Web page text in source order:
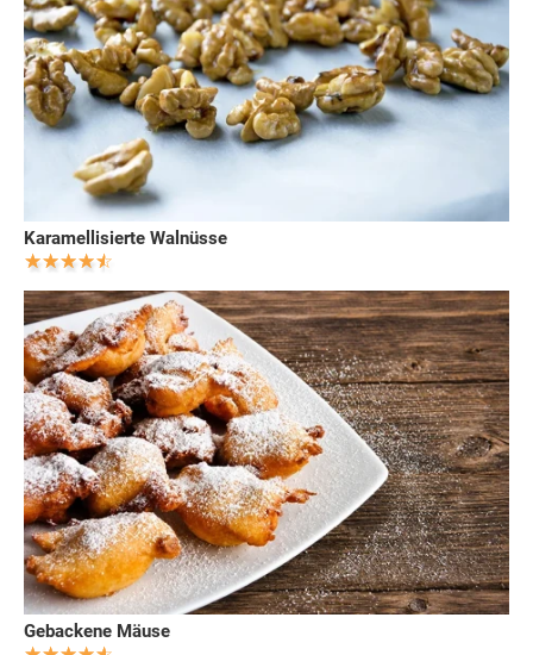
Karamellisierte Walnüsse
Gebackene Mäuse